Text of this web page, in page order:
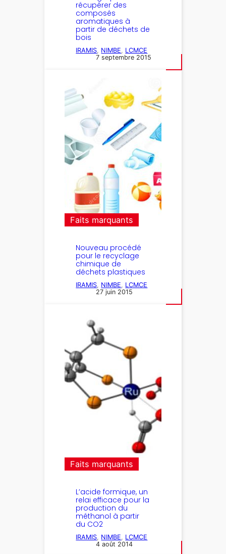
récupérer des
composés
aromatiques à
partir de déchets de
bois
IRAMIS NIMBE
LCMCE
7 septembre 2015
Faits marquants
Nouveau procédé
pour le recyclage
chimique de
déchets plastiques
IRAMIS, NIMBE, LCMCE
27 juin 2015
Faits marquants
L’acide formique, un
relai efficace pour la
production du
méthanol à partir
du CO2
IRAMIS, NIMBE, LCMCE
4 août 2014